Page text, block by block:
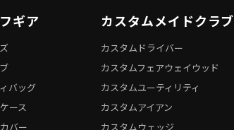
ギア
バッグ
ース
バー
カスタムメイドクラブ
カスタムドライバー
カスタムフェアウェイウッド
カスタムユーティリティ
カスタムアイアン
カスタムウェッジ